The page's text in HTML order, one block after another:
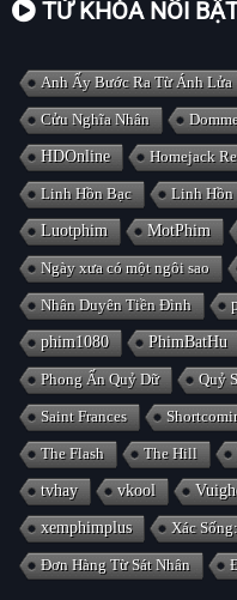
TỪ KHÓA NỔI
Anh Ấy Bước Ra Từ Ánh Lửa
Cửu Nghĩa Nhân
HDOnline Homejack
Linh Hồn Bạc Linh Hồn
Luotphim MotPhim
Ngày xưa có một ngôi sao
Nhân Duyên Tiền Đình
phim1080 PhimBatHu
Phong Ấn Quỷ Dữ Quỷ
Saint Frances
The Flash The Hill
tvhay vkool
xemphimplus Xác
Đơn Hàng Từ Sát Nhân